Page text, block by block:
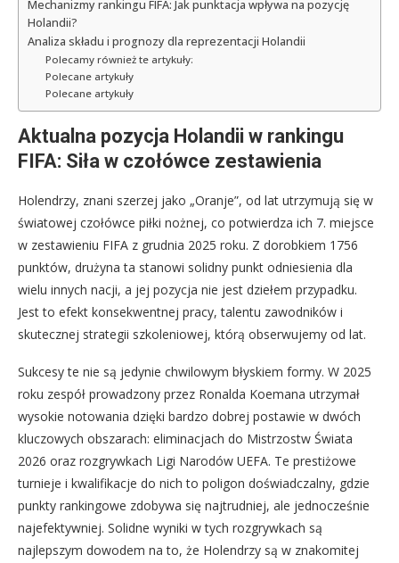
Mechanizmy rankingu FIFA: Jak punktacja wpływa na pozycję
Holandii?
Analiza składu i prognozy dla reprezentacji Holandii
Polecamy również te artykuły:
Polecane artykuły
Polecane artykuły
Aktualna pozycja Holandii w rankingu
FIFA: Siła w czołówce zestawienia
Holendrzy, znani szerzej jako „Oranje”, od lat utrzymują się w
światowej czołówce piłki nożnej, co potwierdza ich 7. miejsce
w zestawieniu FIFA z grudnia 2025 roku. Z dorobkiem 1756
punktów, drużyna ta stanowi solidny punkt odniesienia dla
wielu innych nacji, a jej pozycja nie jest dziełem przypadku.
Jest to efekt konsekwentnej pracy, talentu zawodników i
skutecznej strategii szkoleniowej, którą obserwujemy od lat.
Sukcesy te nie są jedynie chwilowym błyskiem formy. W 2025
roku zespół prowadzony przez Ronalda Koemana utrzymał
wysokie notowania dzięki bardzo dobrej postawie w dwóch
kluczowych obszarach: eliminacjach do Mistrzostw Świata
2026 oraz rozgrywkach Ligi Narodów UEFA. Te prestiżowe
turnieje i kwalifikacje do nich to poligon doświadczalny, gdzie
punkty rankingowe zdobywa się najtrudniej, ale jednocześnie
najefektywniej. Solidne wyniki w tych rozgrywkach są
najlepszym dowodem na to, że Holendrzy są w znakomitej